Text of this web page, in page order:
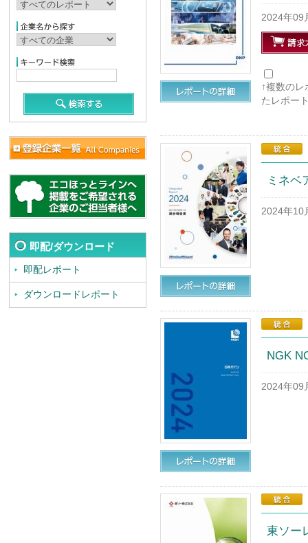
即配/ダウンロード
即配レポート
ダウンロードレポート
2024年09
↑複数の
たレポー
ミネベ
2024年10
NGK
2024年09
東ソー